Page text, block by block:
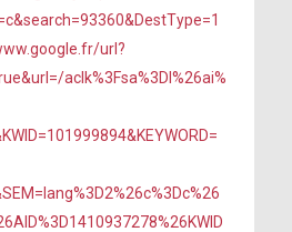
url?
aclk%3Fsa%3Dl%26ai%